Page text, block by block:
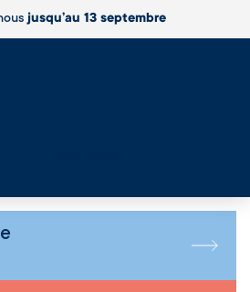
jusqu’au 13 septembre